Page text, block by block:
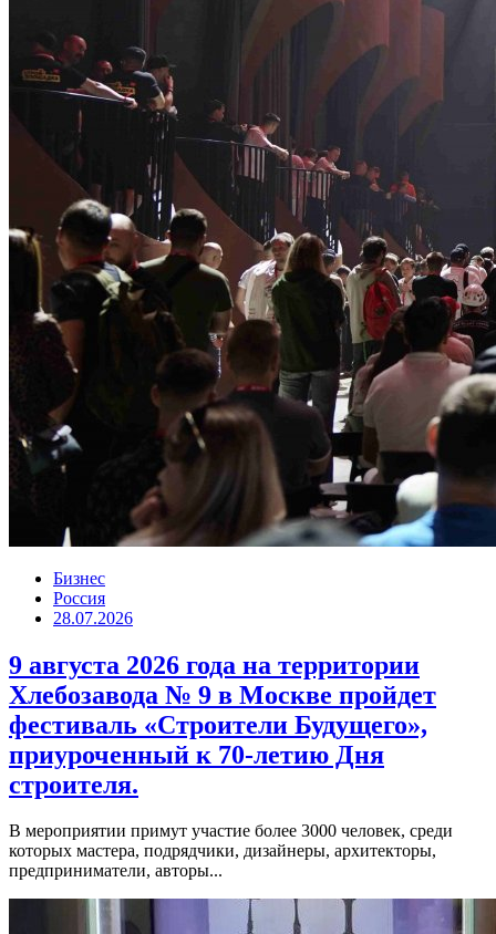
Бизнес
Россия
28.07.2026
9 августа 2026 года на территории
Хлебозавода № 9 в Москве пройдет
фестиваль «Строители Будущего»,
приуроченный к 70-летию Дня
строителя.
В мероприятии примут участие более 3000 человек, среди
которых мастера, подрядчики, дизайнеры, архитекторы,
предприниматели, авторы...